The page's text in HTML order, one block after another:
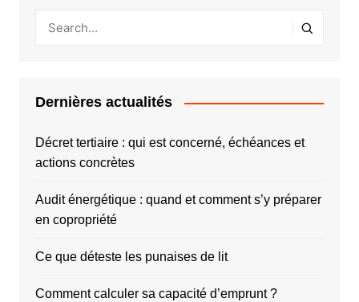
Dernières actualités
Décret tertiaire : qui est concerné, échéances et
actions concrètes
Audit énergétique : quand et comment s’y préparer
en copropriété
Ce que déteste les punaises de lit
Comment calculer sa capacité d’emprunt ?